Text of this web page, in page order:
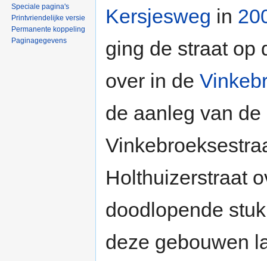
Kersjesweg in
ging de straat op
over in de
de aanleg van
Holthuizerstraat
doodlopende
deze gebouwen
Speciale pagina's
Printvriendelijke versie
Permanente koppeling
Paginagegevens